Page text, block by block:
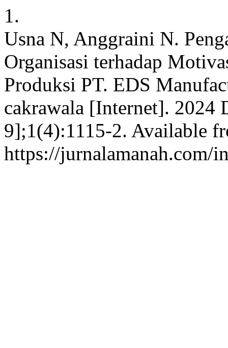
1.
Usna N, Anggraini N.
Organisasi terhadap
Produksi PT. EDS
cakrawala [Internet]. 2024
9];1(4):1115-2. Available
https://jurnalamanah.com/